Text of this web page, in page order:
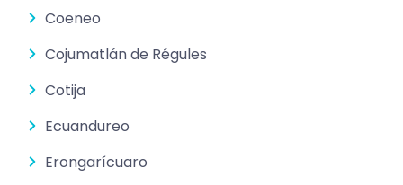
Coeneo
Cojumatlán de Régules
Cotija
Ecuandureo
Erongarícuaro